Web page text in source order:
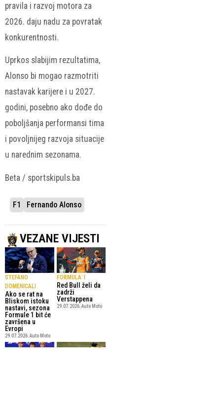
pravila i razvoj motora za
2026. daju nadu za povratak
konkurentnosti.
Uprkos slabijim rezultatima,
Alonso bi mogao razmotriti
nastavak karijere i u 2027.
godini, posebno ako dođe do
poboljšanja performansi tima
i povoljnijeg razvoja situacije
u narednim sezonama.
Beta / sportskipuls.ba
F1 Fernando Alonso
VEZANE VIJESTI
STEFANO
DOMENICALI
Ako se rat na
Bliskom istoku
nastavi, sezona
Formule 1 bit će
završena u
Evropi
29.07.2026. Auto Moto
FORMULA 1
Red Bull želi da
zadrži
Verstappena
29.07.2026. Auto Moto